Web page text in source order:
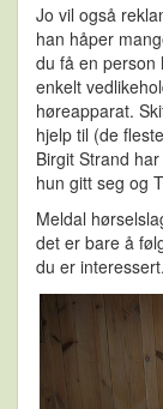
Jo vil også
han håper
du få en person
enkelt
høreapparat.
hjelp til (de
Birgit Strand
hun gitt seg og
Meldal
det er bare å
du er interessert.